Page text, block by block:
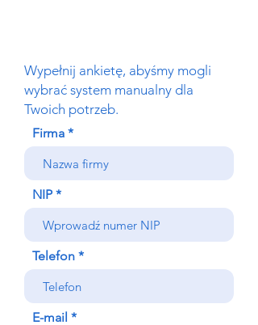
Wypełnij ankietę, abyśmy mogli
wybrać system manualny dla
Twoich potrzeb.
Firma
NIP
Telefon
E-mail